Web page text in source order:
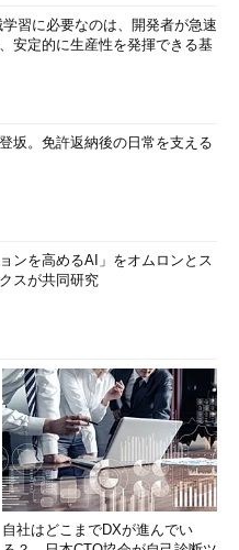
習に必要なのは、開発者が急速
安定的に生産性を発揮できる基
坂。免許返納後の日常を支える
ンを高めるAI」をオムロンとス
スが共同研究
自社はどこまでDXが進んでい